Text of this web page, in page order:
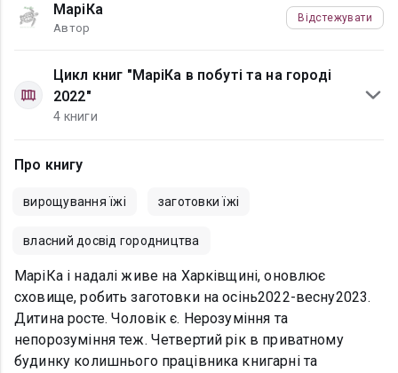
МаріКа
Автор
Відстежувати
Цикл книг "МаріКа в побуті та на городі
2022"
4 книги
Про книгу
вирощування їжі заготовки їжі
власний досвід городництва
МаріКа і надалі живе на Харківщині, оновлює
сховище, робить заготовки на осінь2022-весну2023.
Дитина росте. Чоловік є. Нерозуміння та
непорозуміння теж. Четвертий рік в приватному
будинку колишнього працівника книгарні та